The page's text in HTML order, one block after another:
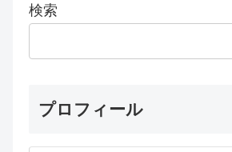
検索
プロフィール